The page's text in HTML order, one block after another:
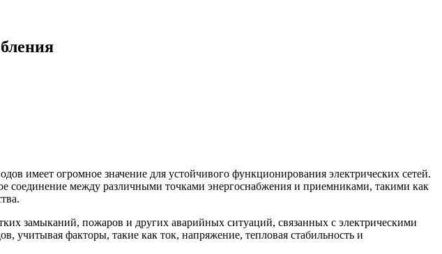
имеет огромное значение для устойчивого функционирования электрических сетей.
соединение между различными точками энергоснабжения и приемниками, такими как
замыканий, пожаров и других аварийных ситуаций, связанных с электрическими
учитывая факторы, такие как ток, напряжение, тепловая стабильность и